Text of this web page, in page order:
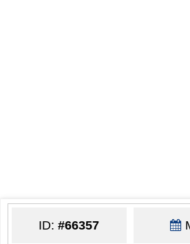
ID:#66357